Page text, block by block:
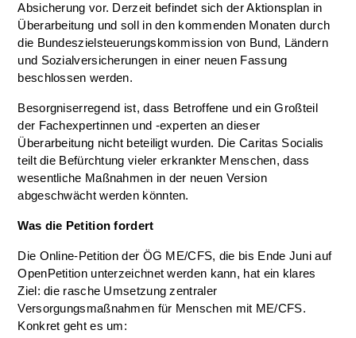
Absicherung vor. Derzeit befindet sich der Aktionsplan in
Überarbeitung und soll in den kommenden Monaten durch
die Bundeszielsteuerungskommission von Bund, Ländern
und Sozialversicherungen in einer neuen Fassung
beschlossen werden.
Besorgniserregend ist, dass Betroffene und ein Großteil
der Fachexpertinnen und -experten an dieser
Überarbeitung nicht beteiligt wurden. Die Caritas Socialis
teilt die Befürchtung vieler erkrankter Menschen, dass
wesentliche Maßnahmen in der neuen Version
abgeschwächt werden könnten.
Was die Petition fordert
Die Online-Petition der ÖG ME/CFS, die bis Ende Juni auf
OpenPetition unterzeichnet werden kann, hat ein klares
Ziel: die rasche Umsetzung zentraler
Versorgungsmaßnahmen für Menschen mit ME/CFS.
Konkret geht es um: